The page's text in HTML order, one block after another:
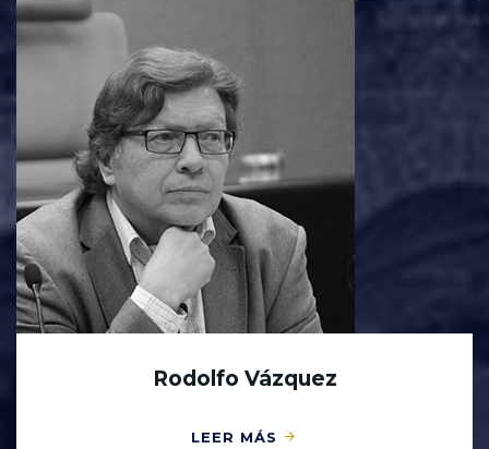
Rodolfo Vázquez
LEER MÁS